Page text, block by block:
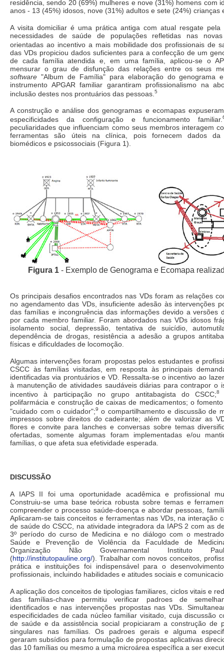
residência, sendo 20 (69%) mulheres e nove (31%) homens com
anos - 13 (45%) idosos, nove (31%) adultos e sete (24%) crianças
A visita domiciliar é uma prática antiga com atual resgate pela
necessidades de saúde de populações refletidas nas
orientadas ao incentivo a mais mobilidade dos profissionais de
das VDs propiciou dados suficientes para a confecção de um
de cada família atendida e, em uma família, aplicou-se o
mensurar o grau de disfunção das relações entre os seus
software "Album de Família" para elaboração do genograma
instrumento APGAR familiar garantiram profissionalismo na
inclusão destes nos prontuários das pessoas. 5
A construção e análise dos genogramas e ecomapas
especificidades da configuração e funcionamento familiar.
peculiaridades que influenciam como seus membros interagem
ferramentas são úteis na clínica, pois fornecem dados da
biomédicos e psicossociais (Figura 1).
Figura 1 - Exemplo de Genograma e Ecomapa
Os principais desafios encontrados nas VDs foram as relações
no agendamento das VDs, insuficiente adesão às intervenções
das famílias e incongruência das informações devido a versões
por cada membro familiar. Foram abordados nas VDs idosos
isolamento social, depressão, tentativa de suicídio,
dependência de drogas, resistência a adesão a grupos
físicas e dificuldades de locomoção.
Algumas intervenções foram propostas pelos estudantes e
CSCC às famílias visitadas, em resposta às principais
identificadas via prontuários e VD. Ressalta-se o incentivo ao
à manutenção de atividades saudáveis diárias para contrapor o
incentivo à participação no grupo antitabagista do CSCC;8
polifarmácia e construção de caixas de medicamentos; o
"cuidado com o cuidador";9 o compartilhamento e discussão de
impressos sobre direitos do cadeirante; além de valorizar as
flores e convite para lanches e conversas sobre temas
ofertadas, somente algumas foram implementadas e/ou
famílias, o que afeta sua efetividade esperada.
DISCUSSÃO
A IAPS II foi uma oportunidade acadêmica e profissional
Construiu-se uma base teórica robusta sobre temas e
compreender o processo saúde-doença e abordar pessoas,
Aplicaram-se tais conceitos e ferramentas nas VDs, na interação
de saúde do CSCC, na atividade integradora da IAPS 2 com as
3º período do curso de Medicina e no diálogo com o
Saúde e Prevenção de Violência da Faculdade de
Organização Não Governamental Instituto
(http://institutopauline.org/). Trabalhar com novos conceitos,
prática e instituições foi indispensável para o
profissionais, incluindo habilidades e atitudes sociais e
A aplicação dos conceitos de tipologias familiares, ciclos vitais e
das famílias-chave permitiu verificar padroes de
identificados e nas intervenções propostas nas VDs.
especificidades de cada núcleo familiar visitado, cuja discussão
de saúde e da assistência social propiciaram a construção de
singulares nas famílias. Os padroes gerais e alguma
geraram subsídios para formulação de propostas aplicativas
das 10 famílias ou mesmo a uma microárea específica a ser